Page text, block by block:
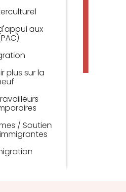
aux
plus sur la
/ Soutien